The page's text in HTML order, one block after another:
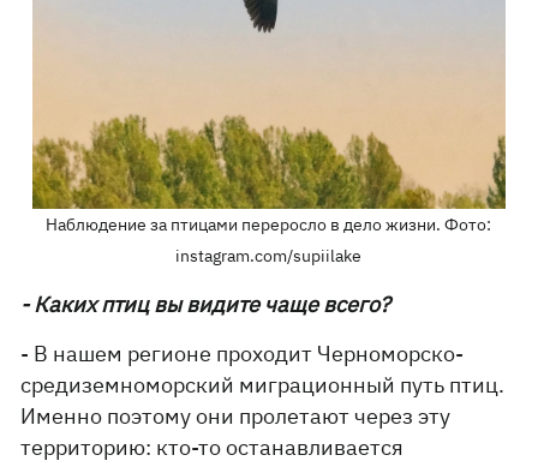
Наблюдение за птицами переросло в дело жизни. Фото:
instagram.com/supiilake
- Каких птиц вы видите чаще всего?
- В нашем регионе проходит Черноморско-
средиземноморский миграционный путь птиц.
Именно поэтому они пролетают через эту
территорию: кто-то останавливается